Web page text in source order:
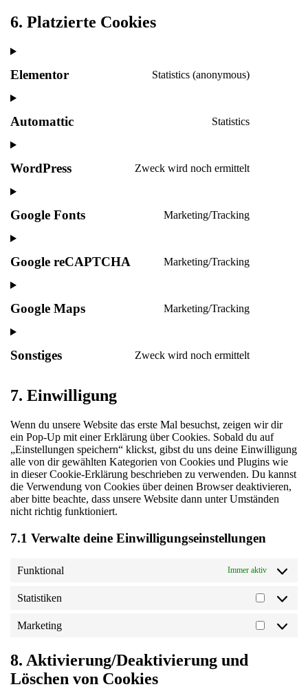
6. Platzierte Cookies
Elementor Statistics (anonymous)
Automattic Statistics
WordPress Zweck wird noch ermittelt
Google Fonts Marketing/Tracking
Google reCAPTCHA Marketing/Tracking
Google Maps Marketing/Tracking
Sonstiges Zweck wird noch ermittelt
7. Einwilligung
Wenn du unsere Website das erste Mal besuchst, zeigen wir dir
ein Pop-Up mit einer Erklärung über Cookies. Sobald du auf
„Einstellungen speichern“ klickst, gibst du uns deine Einwilligung
alle von dir gewählten Kategorien von Cookies und Plugins wie
in dieser Cookie-Erklärung beschrieben zu verwenden. Du kannst
die Verwendung von Cookies über deinen Browser deaktivieren,
aber bitte beachte, dass unsere Website dann unter Umständen
nicht richtig funktioniert.
7.1 Verwalte deine Einwilligungseinstellungen
Funktional Immer aktiv
Statistiken
Marketing
8. Aktivierung/Deaktivierung und
Löschen von Cookies